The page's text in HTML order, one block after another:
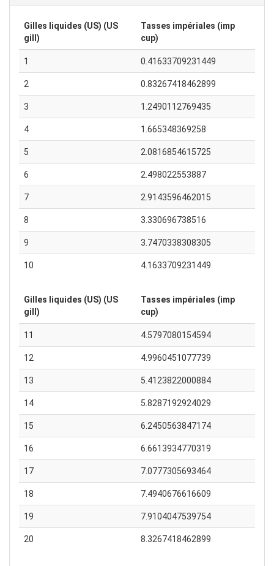
Gilles liquides (US) (US
gill)
Tasses impériales (imp
cup)
1 0.41633709231449
2 0.83267418462899
3 1.2490112769435
4 1.665348369258
5 2.0816854615725
6 2.498022553887
7 2.9143596462015
8 3.330696738516
9 3.7470338308305
10 4.1633709231449
Gilles liquides (US) (US
gill)
Tasses impériales (imp
cup)
11 4.5797080154594
12 4.9960451077739
13 5.4123822000884
14 5.8287192924029
15 6.2450563847174
16 6.6613934770319
17 7.0777305693464
18 7.4940676616609
19 7.9104047539754
20 8.3267418462899